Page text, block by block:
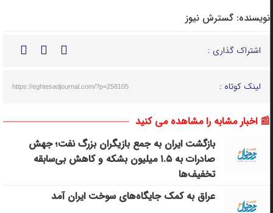
نویسنده: گسترش نیوز
اشتراک گذاری :
لینک کوتاه : https://eghtesadjournal.com/?p=258105
📰 اخبار مشابه را مشاهده می کنید
بازگشت ایران به جمع بازیگران بزرگ نفت؛ جهش
صادرات به ۱.۵ میلیون بشکه و کاهش بی‌سابقه
تخفیف‌ها
عراق به کمک جایگاه‌های سوخت ایران آمد